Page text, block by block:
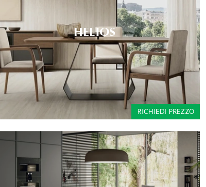
HELIOS
RICHIEDI PREZZO